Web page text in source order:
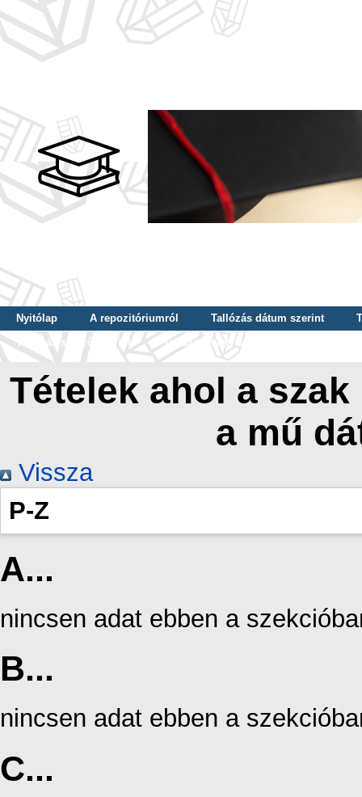
Nyitólap A repozitóriumról Tallózás dátum szerint
Tallózás szerző szerint
Tallózás nyelv szerint
Tételek ahol a
a mű
Vissza
P-Z
A...
nincsen adat ebben a
B...
nincsen adat ebben a
C...